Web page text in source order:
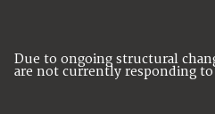
Due to ongoing structural
are not currently responding to